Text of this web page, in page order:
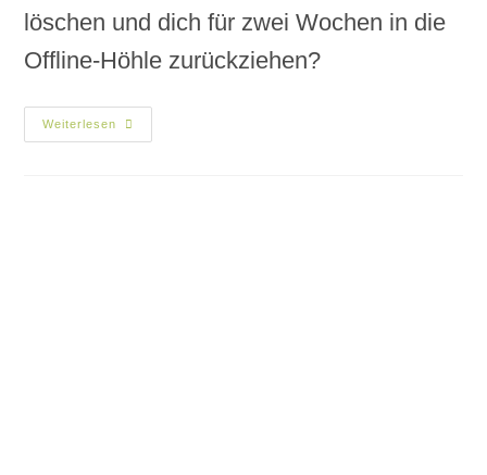
löschen und dich für zwei Wochen in die
Offline-Höhle zurückziehen?
Weiterlesen